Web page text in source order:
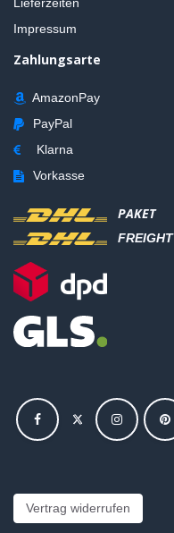
Impressum
Zahlungsarte
AmazonPay
PayPal
Klarna
Vorkasse
PAKET
FREIGHT
Vertrag widerrufen